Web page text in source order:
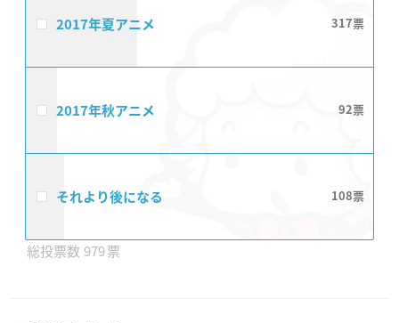
2017年夏アニメ 317
2017年秋アニメ 92
それより後になる 108
979